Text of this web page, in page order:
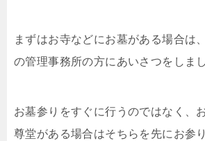
まずはお寺などにお墓がある場合は
の管理事務所の方にあいさつをしま
お墓参りをすぐに行うのではなく、
尊堂がある場合はそちらを先にお参